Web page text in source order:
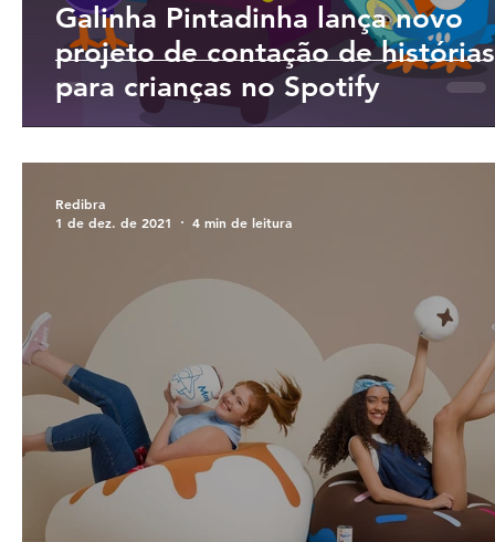
Galinha Pintadinha lança novo
projeto de contação de histórias
para crianças no Spotify
Redibra
1 de dez. de 2021
4 min de leitura